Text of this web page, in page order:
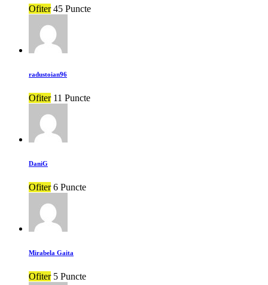
Ofiter 45 Puncte
radustoian96
Ofiter 11 Puncte
DaniG
Ofiter 6 Puncte
Mirabela Gaita
Ofiter 5 Puncte